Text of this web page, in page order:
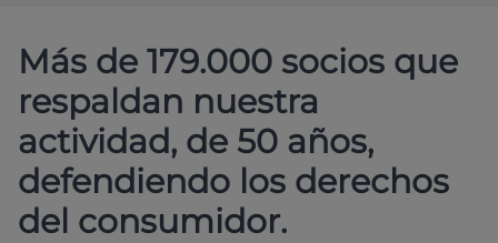
Más de 179.000 socios que
respaldan nuestra
actividad, de 50 años,
defendiendo los derechos
del consumidor.